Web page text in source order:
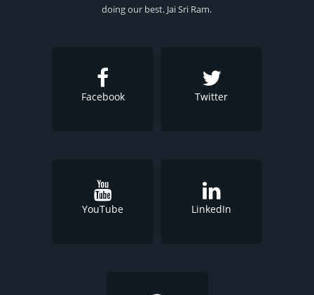
doing our best. Jai Sri Ram.
Facebook Twitter
YouTube LinkedIn